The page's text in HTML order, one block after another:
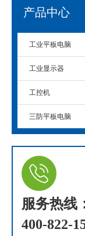
产品中心
工业平板电脑
工业显示器
工控机
三防平板电脑
服务热线
400-822-